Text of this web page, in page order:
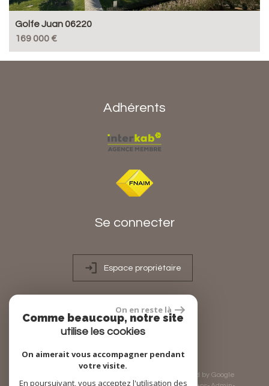
Golfe Juan 06220
169 000 €
Adhérents
Se connecter
Espace propriétaire
réalisé par
© 2026 | Tous droits réservés | Traduction powered by Google
On en reste là
Comme beaucoup, notre site
utilise les cookies
On aimerait vous accompagner pendant
votre visite.
En poursuivant, vous acceptez l'utilisation des